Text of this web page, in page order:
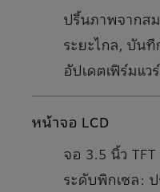
ปริ้นภาพจากส
ระยะไกล, บัน
อัปเดตเฟิร์มแวร์
หน้าจอ LCD
จอ 3.5 นิ้ว
ระดับพิกเซล: